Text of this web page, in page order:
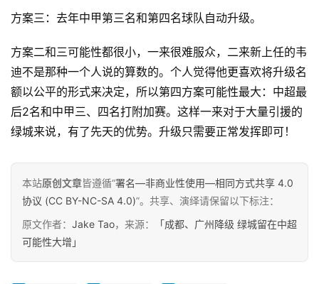
原
专
栏
行
业
方案三：去年中甲第三名和第四名球队自动升级。
方案二和三可能性都很小，一来很难服众，二来新上任的韦
迪不是那种一个人说的算数的。个人觉得他更喜欢将升级名
额以公平的形式来决定，所以第四方案可能性最大：中超最
后2名和中甲三、四名打附加赛。这样一来对于大量引援的
绿城来说，有了先天的优势。升级只需要正常发挥即可！
本站原创文章皆遵循“署名—非商业性使用—相同方式共享 4.0
协议 (CC BY-NC-SA 4.0)”。共享、演绎请保留以下标注：
原文作者： Jake Tao，来源：
「成都、广州降级 绿城留在中超
可能性大增」